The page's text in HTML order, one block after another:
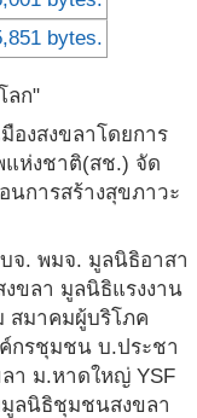
ลก"
องสงขลาโดยการ
ห่งชาติ(สช.) จัด
นการสร้างสุขภาวะ
จ. พมจ. มูลนิธิอาสา
ขลา มูลนิธิแรงงาน
สมาคมผู้บริโภค
กรชุมชน บ.ประชา
า ม.หาดใหญ่ YSF
ลนิธิชุมชนสงขลา